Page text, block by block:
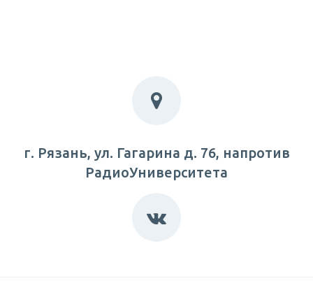
г. Рязань, ул. Гагарина д. 76, напротив
РадиоУниверситета